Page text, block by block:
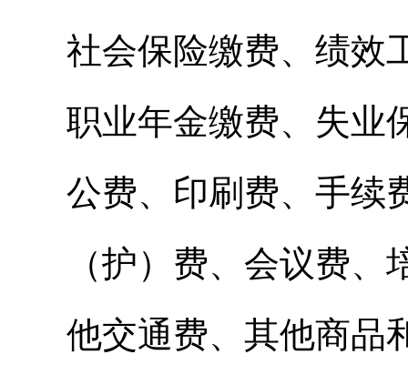
社会保险缴费、绩效
职业年金缴费、失业
公费、印刷费、手续
（护）费、会议费
他交通费、其他商品